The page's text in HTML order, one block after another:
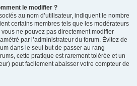
le modifier ?
au nom d’utilisateur, indiquent le nombre
certains membres tels que les modérateurs
ne pouvez pas directement modifier
par l’administrateur du forum. Évitez de
dans le seul but de passer au rang
cette pratique est rarement tolérée et un
peut facilement abaisser votre compteur de